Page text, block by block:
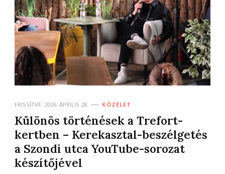
FRISSÍTVE: 2026. ÁPRILIS 28. KÖZÉLET
Különös történések a Trefort-
kertben – Kerekasztal-beszélgetés
a Szondi utca YouTube-sorozat
készítőjével